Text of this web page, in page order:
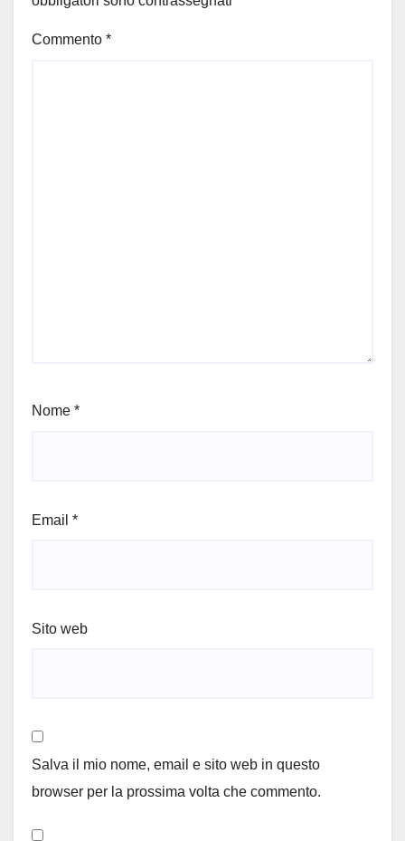
Commento *
Nome *
Email *
Sito web
Salva il mio nome, email e sito web in questo
browser per la prossima volta che commento.